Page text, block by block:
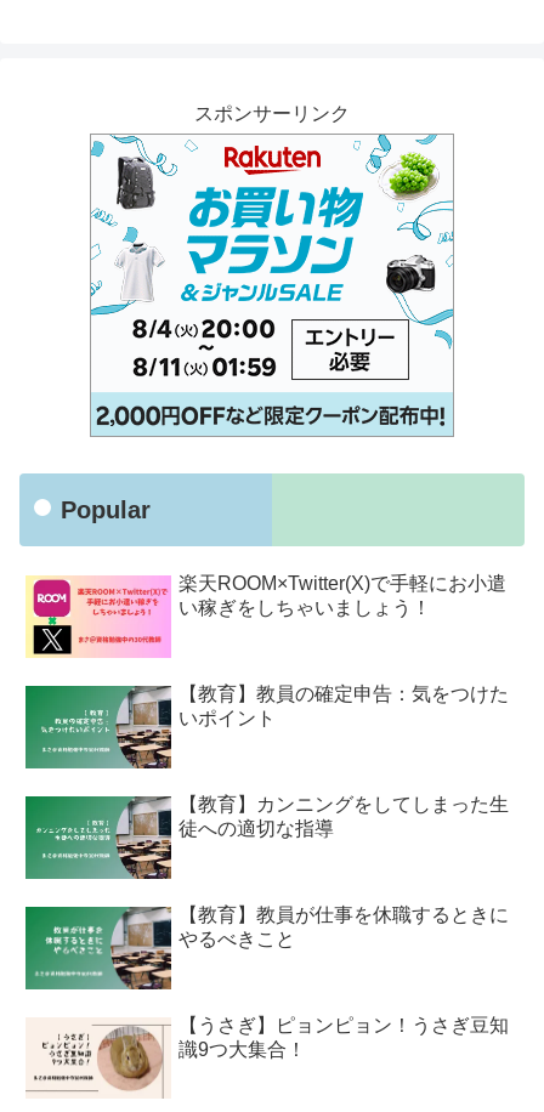
スポンサーリンク
Popular
楽天ROOM×Twitter(X)で手軽にお小遣
い稼ぎをしちゃいましょう！
【教育】教員の確定申告：気をつけた
いポイント
【教育】カンニングをしてしまった生
徒への適切な指導
【教育】教員が仕事を休職するときに
やるべきこと
【うさぎ】ピョンピョン！うさぎ豆知
識9つ大集合！